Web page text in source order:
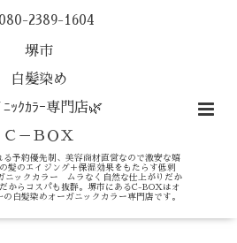
080-2389-1604
堺市
白髪染め
ﾆｯｸｶﾗｰ専門店🌿
Ｃ－ＢＯＸ
る予約優先制、美容商材直営なので激安な嬉
髪のエイジング＋保湿効果をもたらす低刺
ニックカラー ムラなく自然な仕上がりだか
からコスパも抜群。堺市にあるC-BOXはオ
白髪染めオーガニックカラー専門店です。